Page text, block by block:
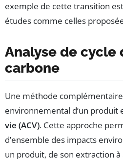
exemple de cette transition
études comme celles
Analyse de cycle
carbone
Une méthode
environnemental d’un produit
vie (ACV). Cette approche
d’ensemble des impacts
un produit, de son extraction à